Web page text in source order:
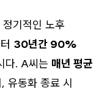
기적인 노후
30년간 90%
다. A씨는 매년 평균
유동화 종료 시